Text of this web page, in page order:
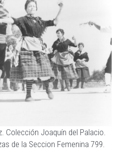
Colección Joaquín del Palacio.
de la Seccion Femenina 799.